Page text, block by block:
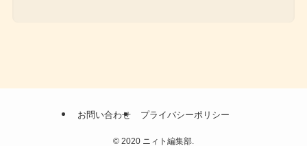
お問い合わせ プライバシーポリシー
© 2020 ニィト編集部.